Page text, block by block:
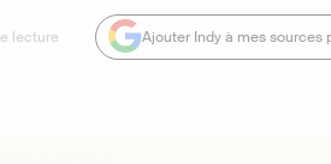
lecture Ajouter Indy à mes sources